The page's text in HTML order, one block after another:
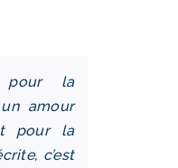
pour la
amour
pour la
c’est